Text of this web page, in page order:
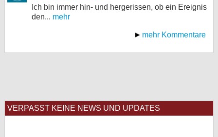
Ich bin immer hin- und hergerissen, ob ein Ereignis
den... mehr
mehr Kommentare
VERPASST KEINE NEWS UND UPDATES